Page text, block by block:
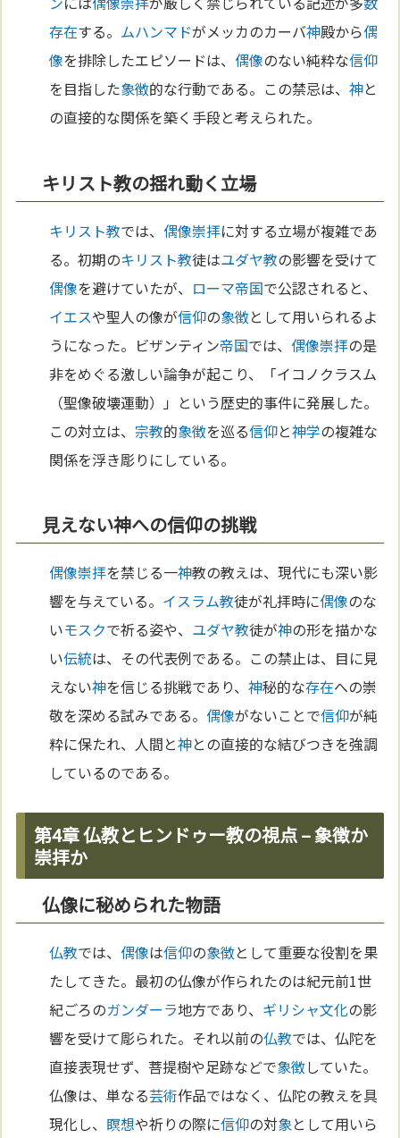
存在する。 ムハンマドがメッカのカーバ神殿から偶
像を排除したエピソードは、 偶像のない純粋な信仰
を目指した象徴的な行動である。この禁忌は、神と
の直接的な関係を築く手段と考えられた。
キリスト教の揺れ動く立場
キリスト教では、 偶像崇拝に対する立場が複雑であ
る。初期のキリスト教徒はユダヤ教の影響を受けて
偶像を避けていたが、 ローマ帝国で公認されると、
イエスや聖人の像が信仰の象徴として用いられるよ
うになった。ビザンティン帝国では、 偶像崇拝の是
非をめぐる激しい論争が起こり、「イコノクラスム
（聖像破壊運動）」という歴史的事件に発展した。
この対立は、 宗教的象徴を巡る信仰と神学の複雑な
関係を浮き彫りにしている。
見えない神への信仰の挑戦
偶像崇拝を禁じる一神教の教えは、現代にも深い影
響を与えている。 イスラム教徒が礼拝時に偶像のな
いモスクで祈る姿や、 ユダヤ教徒が神の形を描かな
い伝統は、その代表例である。この禁止は、目に見
えない神を信じる挑戦であり、神秘的な存在への崇
敬を深める試みである。 偶像がないことで信仰が純
粋に保たれ、人間と神との直接的な結びつきを強調
しているのである。
第4章 仏教とヒンドゥー教の視点 – 象徴か
崇拝か
仏像に秘められた物語
仏教では、 偶像は信仰の象徴として重要な役割を果
たしてきた。最初の仏像が作られたのは紀元前1世
紀ごろのガンダーラ地方であり、 ギリシャ文化の影
響を受けて彫られた。それ以前の仏教では、仏陀を
直接表現せず、菩提樹や足跡などで象徴していた。
仏像は、単なる芸術作品ではなく、仏陀の教えを具
現化し、 瞑想や祈りの際に信仰の対象として用いら